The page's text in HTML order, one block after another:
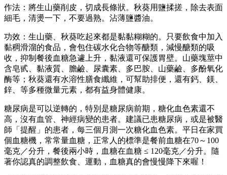
作法：將生山藥削皮，切成長條狀。秋葵用鹽揉搓，除去表面
細毛，清燙一下，不要過熟。沾薄鹽醬油。
功效：生山藥、秋葵吃起來都是黏黏糊糊的。只要飲食中加入
黏稠滑溜的食品，會包住碳水化合物等醣類，減慢醣類的吸
收，抑制餐後血糖急遽上升，黏液還可保護胃壁。山藥塊莖中
含皂甙、黏液質、膽鹼、尿囊素、多巴胺、山藥鹼、多酚氧化
酶等；秋葵還有水溶性膳食纖維，可幫助排便，還有鈣、鎂、
鋅、等多種微量元素，都有益身體健康。
糖尿病是可以逆轉的，特別是糖尿病前期，糖化血色素還不
高，沒有血管、神經病變的患者。建議已患糖尿病，或是被醫
師「提醒」的患者，每三個月測一次糖化血色素。平日在家買
個血糖機，常常量血糖，正常人的標準是餐前血糖在70～100
毫克／分升，餐後兩小時，血糖在血糖 ≤ 120毫克／分升。隨
著你認真的調整飲食、運動，血糖真的會慢慢降下來喔！